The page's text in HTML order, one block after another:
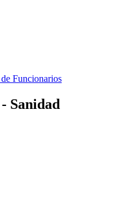
Funcionarios
Sanidad